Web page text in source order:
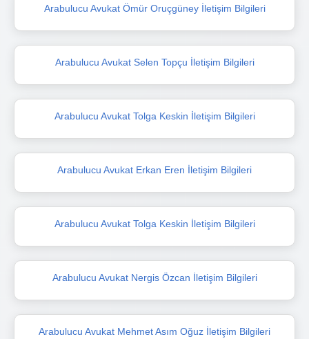
Arabulucu Avukat Ömür Oruçgüney İletişim Bilgileri
Arabulucu Avukat Selen Topçu İletişim Bilgileri
Arabulucu Avukat Tolga Keskin İletişim Bilgileri
Arabulucu Avukat Erkan Eren İletişim Bilgileri
Arabulucu Avukat Tolga Keskin İletişim Bilgileri
Arabulucu Avukat Nergis Özcan İletişim Bilgileri
Arabulucu Avukat Mehmet Asım Oğuz İletişim Bilgileri